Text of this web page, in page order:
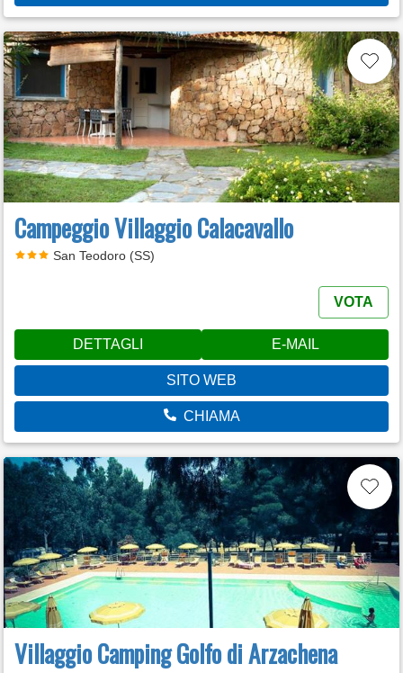
Campeggio Villaggio Calacavallo
San Teodoro (SS)
VOTA
DETTAGLI E-MAIL
SITO WEB
CHIAMA
Villaggio Camping Golfo di Arzachena